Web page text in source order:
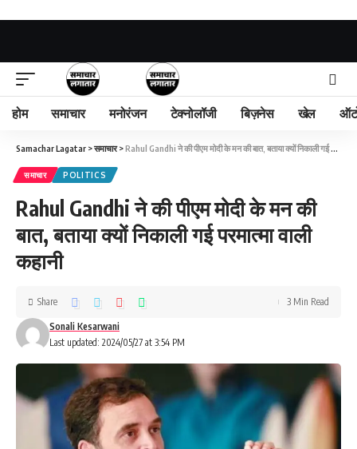
होम समाचार मनोरंजन टेक्नोलॉजी बिज़नेस खेल
Samachar Lagatar >समाचार>Rahul Gandhi ने की पीएम मोदी के मन की बात, बताया क्यों निकाली गई परमात्मा वाली कहानी
समाचार POLITICS
Rahul Gandhi ने की पीएम मोदी के मन की
बात, बताया क्यों निकाली गई परमात्मा वाली
कहानी
Last updated: 2024/05/27 at 3:54 PM
Sonali Kesarwani
Share 3 Min Read